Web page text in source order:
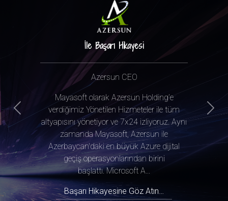
İle Başarı Hikayesi
Azersun CEO
Mayasoft olarak Azersun Holding’e
verdiğimiz Yönetilen Hizmeteler ile tüm
altyapısını yönetiyor ve 7x24 izliyoruz. Aynı
zamanda Mayasoft, Azersun ile
Azerbaycan'daki en büyük Azure dijital
geçiş operasyonlarından birini
başlattı. Microsoft A...
Başarı Hikayesine Göz Atın…
Previous Next